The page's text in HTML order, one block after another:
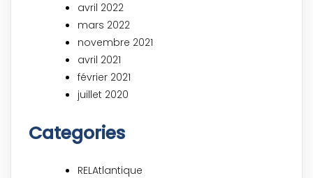
avril 2022
mars 2022
novembre 2021
avril 2021
février 2021
juillet 2020
Categories
RELAtlantique